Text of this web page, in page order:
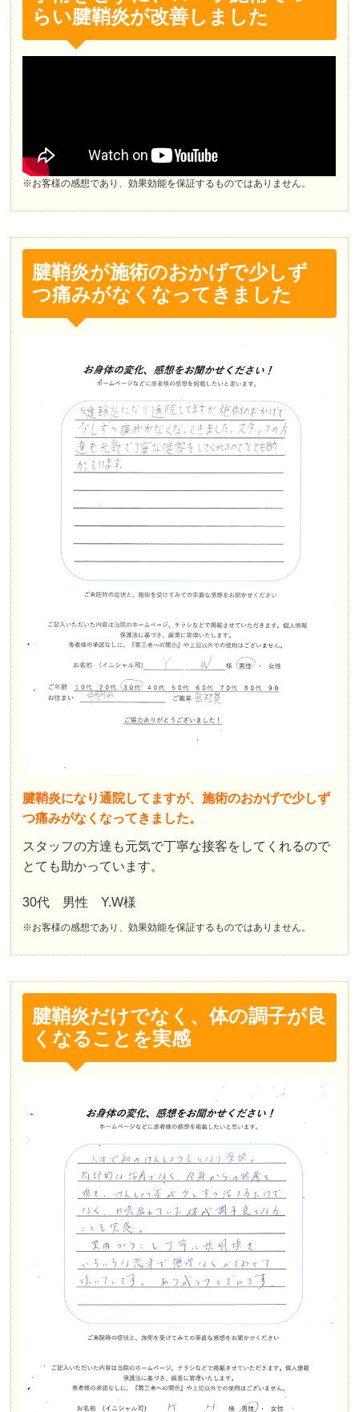
らい腱鞘炎が改善しました
※お客様の感想であり、効果効能を保証するものではありません。
腱鞘炎が施術のおかげで少しず
つ痛みがなくなってきました
腱鞘炎になり通院してますが、施術のおかげで少しず
つ痛みがなくなってきました。
スタッフの方達も元気で丁寧な接客をしてくれるので
とても助かっています。
30代 男性 Y.W様
※お客様の感想であり、効果効能を保証するものではありません。
腱鞘炎だけでなく、体の調子が良
くなることを実感